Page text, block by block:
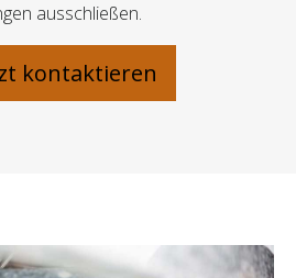
ausschließen.
kontaktieren